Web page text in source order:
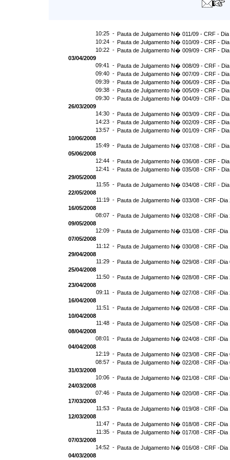
10:25 - Pauta de Julgamento N� 011/09 - CRF - Dia
10:24 - Pauta de Julgamento N� 010/09 - CRF -
10:22 - Pauta de Julgamento N� 009/09 - CRF -
03/04/2009
09:41 - Pauta de Julgamento N� 008/09 - CRF -
09:40 - Pauta de Julgamento N� 007/09 - CRF -
09:39 - Pauta de Julgamento N� 006/09 - CRF -
09:38 - Pauta de Julgamento N� 005/09 - CRF -
09:30 - Pauta de Julgamento N� 004/09 - CRF -
26/03/2009
14:30 - Pauta de Julgamento N� 003/09 - CRF -
14:23 - Pauta de Julgamento N� 002/09 - CRF -
13:57 - Pauta de Julgamento N� 001/09 - CRF -
10/06/2008
15:49 - Pauta de Julgamento N� 037/08 - CRF -
05/06/2008
12:44 - Pauta de Julgamento N� 036/08 - CRF - Dia
12:41 - Pauta de Julgamento N� 035/08 - CRF -
29/05/2008
11:55 - Pauta de Julgamento N� 034/08 - CRF -
22/05/2008
11:19 - Pauta de Julgamento N� 033/08 - CRF -Dia
16/05/2008
08:07 - Pauta de Julgamento N� 032/08 - CRF -Dia
09/05/2008
12:09 - Pauta de Julgamento N� 031/08 - CRF -Dia
07/05/2008
11:12 - Pauta de Julgamento N� 030/08 - CRF -Dia
29/04/2008
11:29 - Pauta de Julgamento N� 029/08 - CRF -Dia
25/04/2008
11:50 - Pauta de Julgamento N� 028/08 - CRF -Dia
23/04/2008
09:11 - Pauta de Julgamento N� 027/08 - CRF -Dia
16/04/2008
11:51 - Pauta de Julgamento N� 026/08 - CRF -Dia
10/04/2008
11:48 - Pauta de Julgamento N� 025/08 - CRF -Dia
08/04/2008
08:01 - Pauta de Julgamento N� 024/08 - CRF -Dia
04/04/2008
12:19 - Pauta de Julgamento N� 023/08 - CRF -Dia
08:57 - Pauta de Julgamento N� 022/08 - CRF -Dia
31/03/2008
10:06 - Pauta de Julgamento N� 021/08 - CRF -Dia
24/03/2008
07:46 - Pauta de Julgamento N� 020/08 - CRF -Dia
17/03/2008
11:53 - Pauta de Julgamento N� 019/08 - CRF -Dia
12/03/2008
11:47 - Pauta de Julgamento N� 018/08 - CRF -Dia
11:35 - Pauta de Julgamento N� 017/08 - CRF -Dia
07/03/2008
14:52 - Pauta de Julgamento N� 016/08 - CRF -Dia
04/03/2008